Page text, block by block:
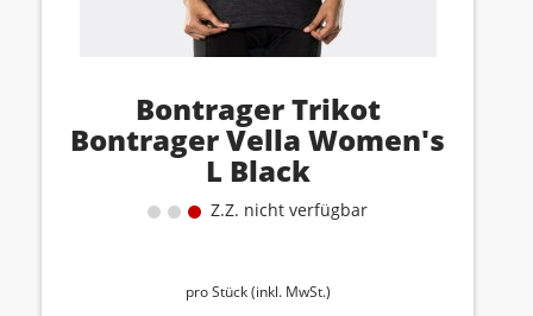
Bontrager Trikot
Bontrager Vella Women's
L Black
Z.Z. nicht verfügbar
pro Stück (inkl. MwSt.)